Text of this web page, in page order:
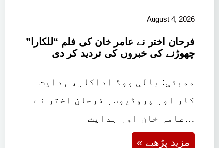
August 4, 2026
فرحان اختر نے عامر خان کی فلم “للکارا”
چھوڑنے کی خبروں کی تردید کر دی
ممبئی: بالی ووڈ اداکار، ہدایت
کار اور پروڈیوسر فرحان اختر نے
عامر خان اور ہدایت…
« مزید پڑھیے